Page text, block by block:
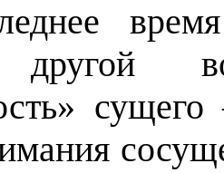
другой